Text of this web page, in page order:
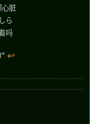
心脏
ら
吗
↩︎